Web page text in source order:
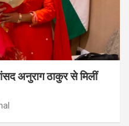
अनुराग ठाकुर से मिलीं